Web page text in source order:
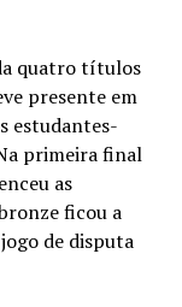
quatro títulos
presente em
estudantes-
primeira final
as
ficou a
de disputa